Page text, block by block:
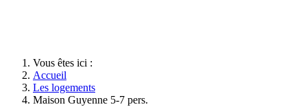
Vous êtes ici :
Accueil
Les logements
Maison Guyenne 5-7 pers.